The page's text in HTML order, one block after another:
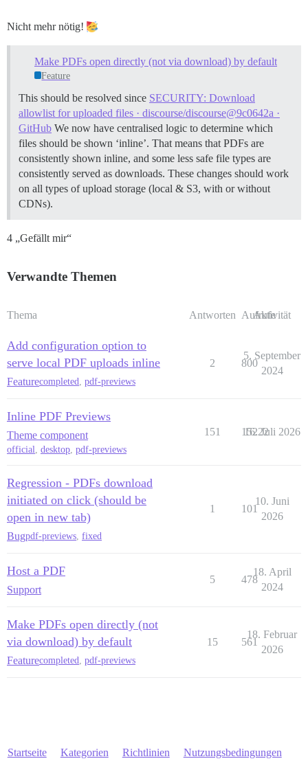
Nicht mehr nötig!
Make PDFs open directly (not via download) by default
Feature
This should be resolved since SECURITY: Download
allowlist for uploaded files · discourse/discourse@9c0642a ·
GitHub We now have centralised logic to determine which
files should be shown ‘inline’. That means that PDFs are
consistently shown inline, and some less safe file types are
consistently served as downloads. These changes should work
on all types of upload storage (local & S3, with or without
CDNs).
4 „Gefällt mir“
Verwandte Themen
Thema Antworten Aufrufe
Aktivität
Add configuration option to
serve local PDF uploads inline
Featurecompleted, pdf-previews
2 800
5. September
2024
Inline PDF Previews
Theme component
official desktop pdf-previews
151 15222
16. Juli 2026
Regression - PDFs download
initiated on click (should be
open in new tab)
Bugpdf-previews, fixed
1 101
10. Juni
2026
Host a PDF
Support
5 478
18. April
2024
Make PDFs open directly (not
via download) by default
Featurecompleted, pdf-previews
15 561
18. Februar
2026
Startseite Kategorien Richtlinien Nutzungsbedingungen